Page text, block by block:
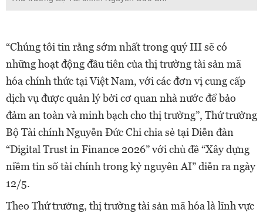
“Chúng tôi tin rằng sớm nhất trong quý III sẽ có
những hoạt động đầu tiên của thị trường tài sản mã
hóa chính thức tại Việt Nam, với các đơn vị cung cấp
dịch vụ được quản lý bởi cơ quan nhà nước để bảo
đảm an toàn và minh bạch cho thị trường”, Thứ trưởng
Bộ Tài chính Nguyễn Đức Chi chia sẻ tại Diễn đàn
“Digital Trust in Finance 2026” với chủ đề “Xây dựng
niềm tin số tài chính trong kỷ nguyên AI” diễn ra ngày
12/5.
Theo Thứ trưởng, thị trường tài sản mã hóa là lĩnh vực